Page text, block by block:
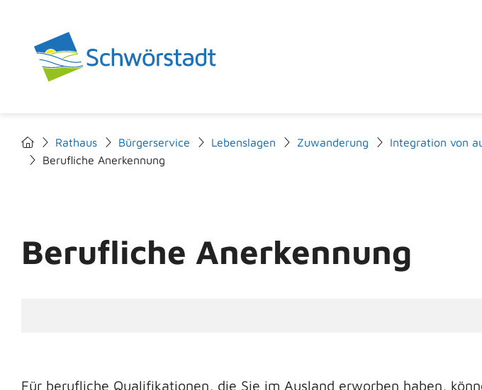
Rathaus Bürgerservice Lebenslagen Zuwanderung
Integration von
Berufliche Anerkennung
Berufliche Anerkennung
Für berufliche Qualifikationen, die Sie im Ausland erworben haben,